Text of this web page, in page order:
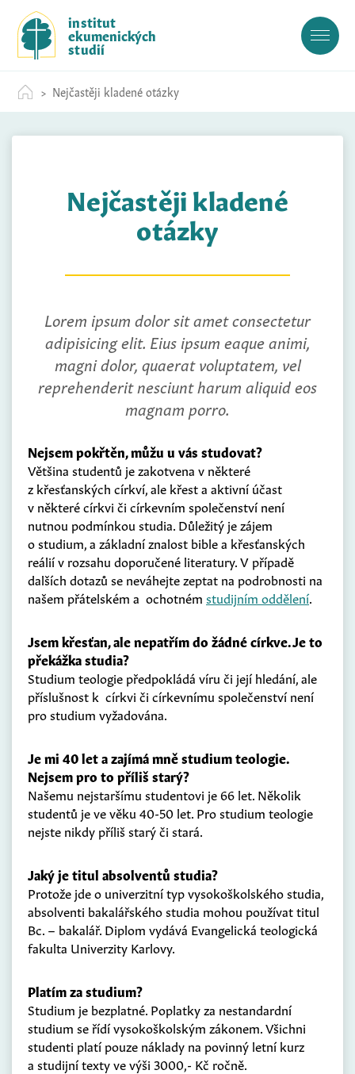
c
institut
ekumenických
studií
Nejčastěji kladené otázky
Nejčastěji kladené
otázky
Lorem ipsum dolor sit amet consectetur
adipisicing elit. Eius ipsum eaque animi,
magni dolor, quaerat voluptatem, vel
reprehenderit nesciunt harum aliquid eos
magnam porro.
Nejsem pokřtěn, můžu u vás studovat?
Většina studentů je zakotvena v některé
z křesťanských církví, ale křest a aktivní účast
v některé církvi či církevním společenství není
nutnou podmínkou studia. Důležitý je zájem
o studium, a základní znalost bible a křesťanských
reálií v rozsahu doporučené literatury. V případě
dalších dotazů se neváhejte zeptat na podrobnosti na
našem přátelském a ochotném studijním oddělení.
Jsem křesťan, ale nepatřím do žádné církve. Je to
překážka studia?
Studium teologie předpokládá víru či její hledání, ale
příslušnost k církvi či církevnímu společenství není
pro studium vyžadována.
Je mi 40 let a zajímá mně studium teologie.
Nejsem pro to příliš starý?
Našemu nejstaršímu studentovi je 66 let. Několik
studentů je ve věku 40-50 let. Pro studium teologie
nejste nikdy příliš starý či stará.
Jaký je titul absolventů studia?
Protože jde o univerzitní typ vysokoškolského studia,
absolventi bakalářského studia mohou používat titul
Bc. – bakalář. Diplom vydává Evangelická teologická
fakulta Univerzity Karlovy.
Platím za studium?
Studium je bezplatné. Poplatky za nestandardní
studium se řídí vysokoškolským zákonem. Všichni
studenti platí pouze náklady na povinný letní kurz
a studijní texty ve výši 3000,- Kč ročně.